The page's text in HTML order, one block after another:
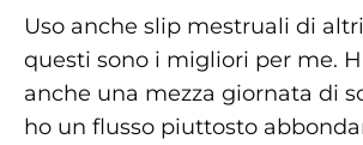
Uso anche slip mestruali di
questi sono i migliori per me.
anche una mezza giornata di
ho un flusso piuttosto